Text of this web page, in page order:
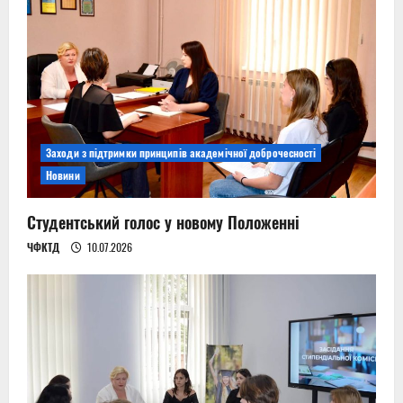
Заходи з підтримки принципів академічної доброчесності
Новини
Студентський голос у новому Положенні
ЧФКТД 10.07.2026